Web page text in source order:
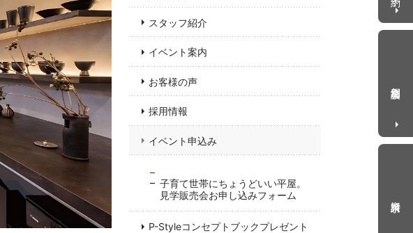
スタッフ紹介
イベント案内
お客様の声
採用情報
イベント申込み
子育て世帯にちょうどいい平屋。
見学販売会お申し込みフォーム
P-Styleコンセプトブックプレゼント